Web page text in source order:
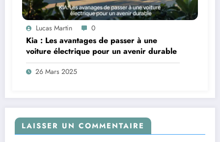
Lucas Martin 0
Kia : Les avantages de passer à une
voiture électrique pour un avenir durable
26 Mars 2025
LAISSER UN COMMENTAIRE